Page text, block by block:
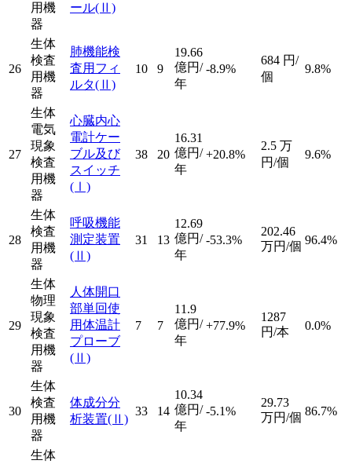
用機
器
ール(Ⅱ)
26
生体
検査
用機
器
肺機能検
査用フィ
ルタ(Ⅱ)
10 9
19.66
億円/
年
-8.9%
684 円/
個
9.8%
27
生体
電気
現象
検査
用機
器
心臓内心
電計ケー
ブル及び
スイッチ
(Ⅰ)
38 20
16.31
億円/
年
+20.8%
2.5 万
円/個
9.6%
28
生体
検査
用機
器
呼吸機能
測定装置
(Ⅱ)
31 13
12.69
億円/
年
-53.3%
202.46
万円/個 96.4%
29
生体
物理
現象
検査
用機
器
人体開口
部単回使
用体温計
プローブ
(Ⅱ)
7 7
11.9
億円/
年
+77.9%
1287
円/本
0.0%
30
生体
検査
用機
器
体成分分
析装置(Ⅱ)
33 14
10.34
億円/
年
-5.1%
29.73
万円/個 86.7%
生体